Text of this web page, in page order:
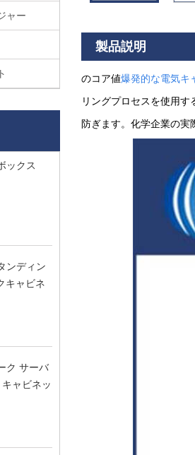
ャー
ックス
ンディン
キャビネ
ク サーバ
ャビネッ
製品説明
のコア値爆発的な電気キ
リングプロセスを使用
防ぎます。化学企業の実